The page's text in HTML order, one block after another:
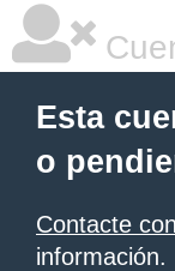
Esta
o
Contacte
información.